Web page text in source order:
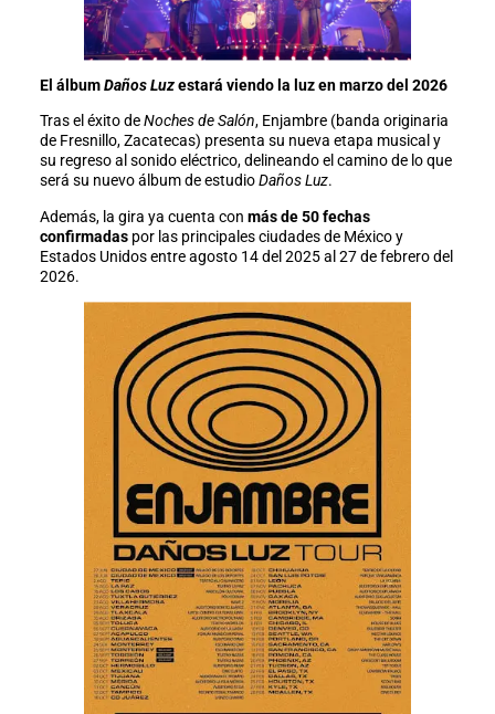
El álbumDaños Luzestará viendo la luz en marzo del 2026
Tras el éxito deNoches de Salón, Enjambre (banda originaria
de Fresnillo, Zacatecas) presenta su nueva etapa musical y
su regreso al sonido eléctrico, delineando el camino de lo que
será su nuevo álbum de estudioDaños Luz.
Además, la gira ya cuenta con más de 50 fechas
confirmadaspor las principales ciudades de México y
Estados Unidos entre agosto 14 del 2025 al 27 de febrero del
2026.